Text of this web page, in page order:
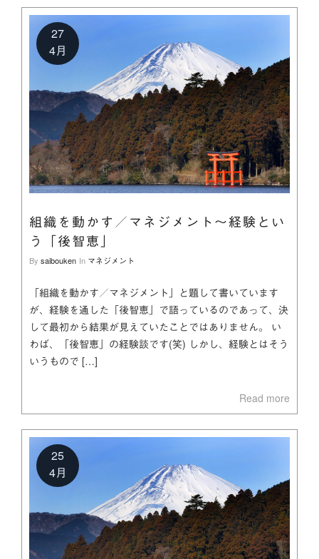
27
4月
組織を動かす／マネジメント～経験とい
う「後智恵」
By saibouken In マネジメント
「組織を動かす／マネジメント」と題して書いています
が、経験を通した「後智恵」で語っているのであって、決
して最初から結果が見えていたことではありません。 い
わば、「後智恵」の経験談です(笑) しかし、経験とはそう
いうもので […]
Read more
25
4月